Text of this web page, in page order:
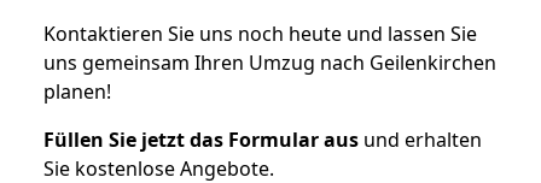
Kontaktieren Sie uns noch heute und lassen Sie
uns gemeinsam Ihren Umzug nach Geilenkirchen
planen!
Füllen Sie jetzt das Formular aus und erhalten
Sie kostenlose Angebote.